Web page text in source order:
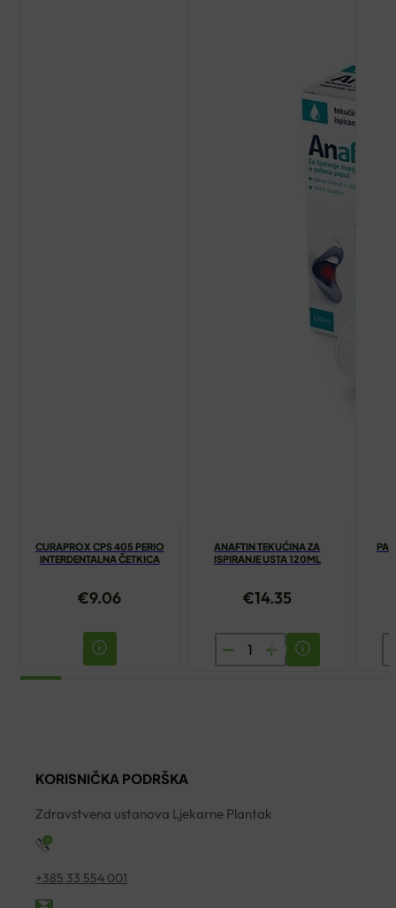
CURAPROX CPS 405 PERIO
INTERDENTALNA ČETKICA
€9.06
ANAFTIN TEKUĆINA ZA
ISPIRANJE USTA 120ML
€14.35
ANAFTIN
TEKUĆINA
KORISNIČKA PODRŠKA
Zdravstvena ustanova Ljekarne Plantak
+385 33 554 001